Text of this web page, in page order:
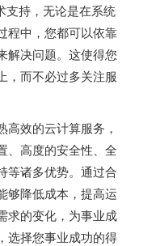
支持，无论是在系统
程中，您都可以依靠
解决问题。这使得您
，而不必过多关注服
高效的云计算服务，
、高度的安全性、全
等诸多优势。通过合
够降低成本，提高运
求的变化，为事业成
选择您事业成功的得